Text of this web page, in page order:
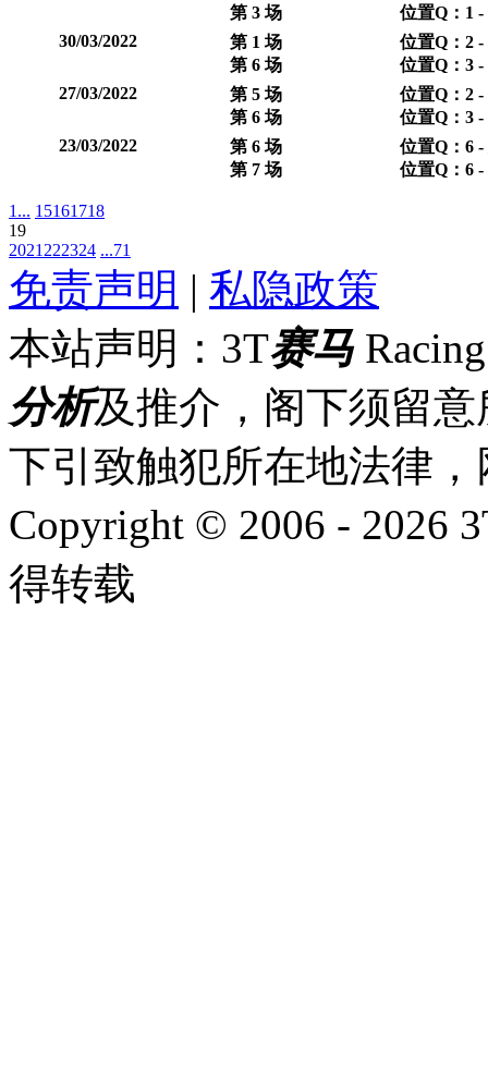
第 3 场
位置Q：1
30/03/2022
第 1 场
第 6 场
位置Q：2
位置Q：3
27/03/2022
第 5 场
第 6 场
位置Q：2
位置Q：3
23/03/2022
第 6 场
第 7 场
位置Q：6
位置Q：6
1... 15161718
19
2021 222324 ...71
免责声明 | 私隐政策
本站声明：3T赛马
分析及推介，阁下须留
下引致触犯所在地法律
Copyright © 2006 - 2026
得转载